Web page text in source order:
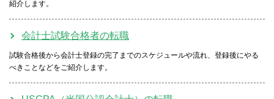
紹介します。
会計士試験合格者の転職
試験合格後から会計士登録の完了までのスケジュールや流れ、登録後にやる
べきことなどをご紹介します。